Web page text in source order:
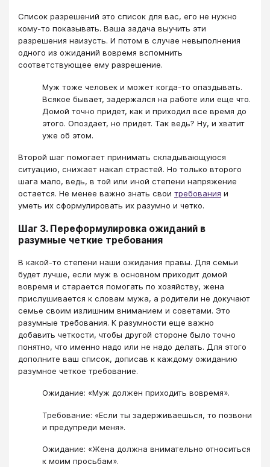
Список разрешений это список для вас, его не нужно
кому-то показывать. Ваша задача выучить эти
разрешения наизусть. И потом в случае невыполнения
одного из ожиданий вовремя вспомнить
соответствующее ему разрешение.
Муж тоже человек и может когда-то опаздывать.
Всякое бывает, задержался на работе или еще что.
Домой точно придет, как и приходил все время до
этого. Опоздает, но придет. Так ведь? Ну, и хватит
уже об этом.
Второй шаг помогает принимать складывающуюся
ситуацию, снижает накал страстей. Но только второго
шага мало, ведь, в той или иной степени напряжение
остается. Не менее важно знать свои требования и
уметь их сформулировать их разумно и четко.
Шаг 3. Переформулировка ожиданий в
разумные четкие требования
В какой-то степени наши ожидания правы. Для семьи
будет лучше, если муж в основном приходит домой
вовремя и старается помогать по хозяйству, жена
прислушивается к словам мужа, а родители не докучают
семье своим излишним вниманием и советами. Это
разумные требования. К разумности еще важно
добавить четкости, чтобы другой стороне было точно
понятно, что именно надо или не надо делать. Для этого
дополните ваш список, дописав к каждому ожиданию
разумное четкое требование.
Ожидание: «Муж должен приходить вовремя».
Требование: «Если ты задерживаешься, то позвони
и предупреди меня».
Ожидание: «Жена должна внимательно относиться
к моим просьбам».